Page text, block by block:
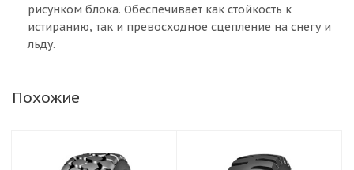
рисунком блока. Обеспечивает как стойкость к
истиранию, так и превосходное сцепление на снегу и
льду.
Похожие